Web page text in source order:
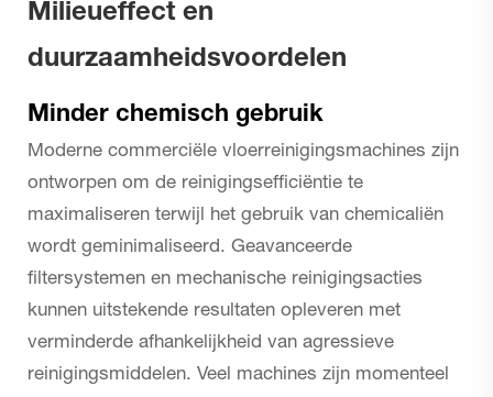
Milieueffect en
duurzaamheidsvoordelen
Minder chemisch gebruik
Moderne commerciële vloerreinigingsmachines zijn
ontworpen om de reinigingsefficiëntie te
maximaliseren terwijl het gebruik van chemicaliën
wordt geminimaliseerd. Geavanceerde
filtersystemen en mechanische reinigingsacties
kunnen uitstekende resultaten opleveren met
verminderde afhankelijkheid van agressieve
reinigingsmiddelen. Veel machines zijn momenteel